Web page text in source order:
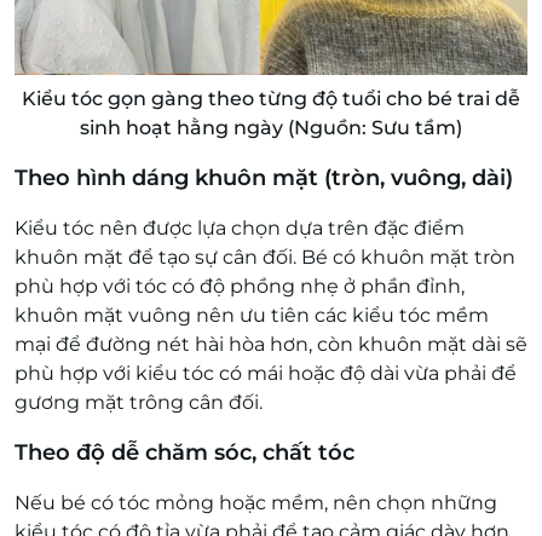
Kiểu tóc gọn gàng theo từng độ tuổi cho bé trai dễ
sinh hoạt hằng ngày (Nguồn: Sưu tầm)
Theo hình dáng khuôn mặt (tròn, vuông, dài)
Kiểu tóc nên được lựa chọn dựa trên đặc điểm
khuôn mặt để tạo sự cân đối. Bé có khuôn mặt tròn
phù hợp với tóc có độ phồng nhẹ ở phần đỉnh,
khuôn mặt vuông nên ưu tiên các kiểu tóc mềm
mại để đường nét hài hòa hơn, còn khuôn mặt dài sẽ
phù hợp với kiểu tóc có mái hoặc độ dài vừa phải để
gương mặt trông cân đối.
Theo độ dễ chăm sóc, chất tóc
Nếu bé có tóc mỏng hoặc mềm, nên chọn những